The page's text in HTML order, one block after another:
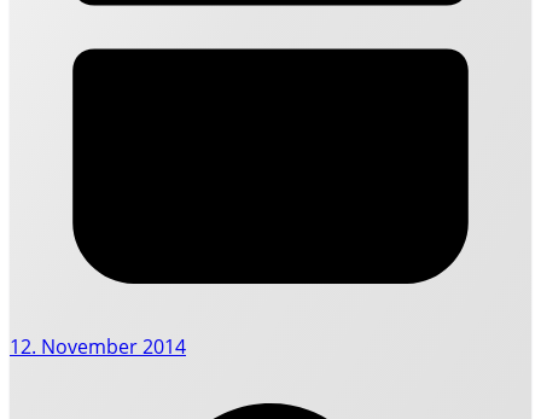
12. November 2014